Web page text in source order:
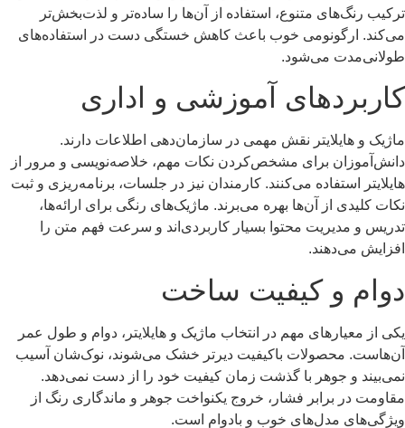
ترکیب رنگ‌های متنوع، استفاده از آن‌ها را ساده‌تر و لذت‌بخش‌تر
می‌کند. ارگونومی خوب باعث کاهش خستگی دست در استفاده‌های
طولانی‌مدت می‌شود.
کاربردهای آموزشی و اداری
ماژیک و هایلایتر نقش مهمی در سازمان‌دهی اطلاعات دارند.
دانش‌آموزان برای مشخص‌کردن نکات مهم، خلاصه‌نویسی و مرور از
هایلایتر استفاده می‌کنند. کارمندان نیز در جلسات، برنامه‌ریزی و ثبت
نکات کلیدی از آن‌ها بهره می‌برند. ماژیک‌های رنگی برای ارائه‌ها،
تدریس و مدیریت محتوا بسیار کاربردی‌اند و سرعت فهم متن را
افزایش می‌دهند.
دوام و کیفیت ساخت
یکی از معیارهای مهم در انتخاب ماژیک و هایلایتر، دوام و طول عمر
آن‌هاست. محصولات باکیفیت دیرتر خشک می‌شوند، نوک‌شان آسیب
نمی‌بیند و جوهر با گذشت زمان کیفیت خود را از دست نمی‌دهد.
مقاومت در برابر فشار، خروج یکنواخت جوهر و ماندگاری رنگ از
ویژگی‌های مدل‌های خوب و بادوام است.